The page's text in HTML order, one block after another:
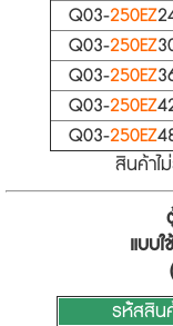
Q03-250EZ
Q03-250EZ
Q03-250EZ
Q03-250EZ
Q03-250EZ
สินค้าไ
แบบ
รห้ัสสิ